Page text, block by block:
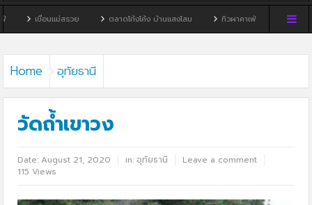
ม่สรวย ตลาดโก้งโค้ง บ้านแสงโสม ทิวผาคาเฟ่ บ้านพิพิธภัณฑ์ไทดำ
Home อุทัยธานี
วัดถ้ำเขาวง
Date:August 21, 2020 in: อุทัยธานี
Leave a comment
115 Views